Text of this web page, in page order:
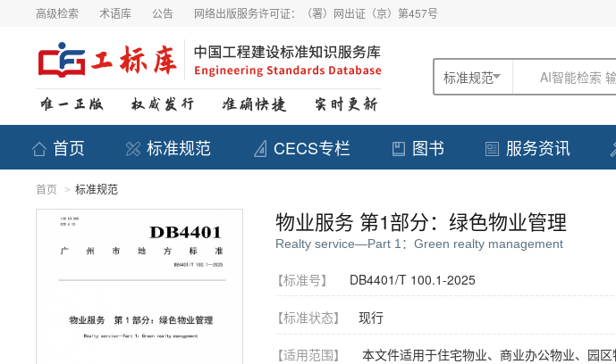
高级检索 术语库 公告 网络出版服务许可证：（署）网出证（京）第457号
标准规范 AI智能检索
首页 标准规范 CECS专栏 图书 服务资讯
首页 > 标准规范
物业服务 第1部分：绿色物业管理
Realty service—Part 1：Green realty management
【标准号】 DB4401/T 100.1-2025
【标准状态】 现行
【适用范围】 本文件适用于住宅物业、商业办公物业、园